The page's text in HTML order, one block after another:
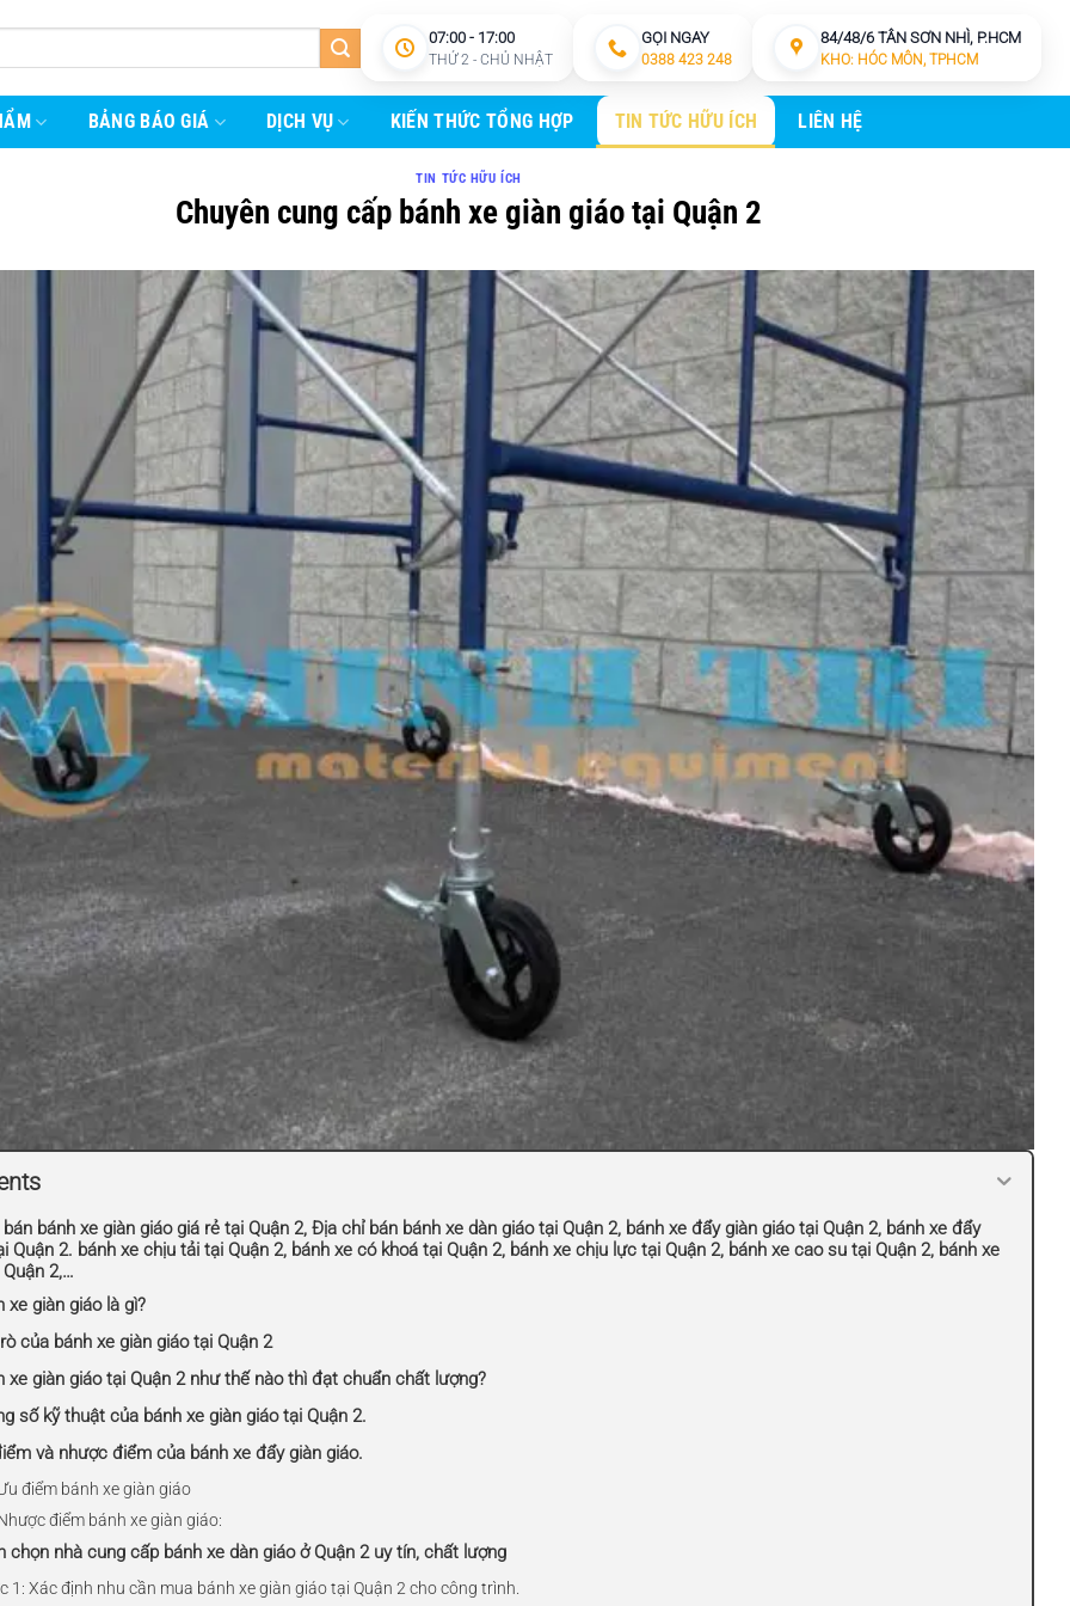
07:00 - 17:00
THỨ 2 - CHỦ NHẬT
GỌI NGAY
0388 423 248
84/48/6 TÂN SƠN NHÌ, P.HCM
KHO: HÓC MÔN, TPHCM
BẢNG BÁO GIÁ DỊCH VỤ KIẾN THỨC TỔNG HỢP TIN TỨC HỮU ÍCH LIÊN HỆ
TIN TỨC HỮU ÍCH
Chuyên cung cấp bánh xe giàn giáo tại Quận 2
bánh xe giàn giáo giá rẻ tại Quận 2, Địa chỉ bán bánh xe dàn giáo tại Quận 2, bánh xe đẩy giàn giáo tại Quận 2, bánh xe đẩy
Quận 2. bánh xe chịu tải tại Quận 2, bánh xe có khoá tại Quận 2, bánh xe chịu lực tại Quận 2, bánh xe cao su tại Quận 2, bánh xe
2,…
xe giàn giáo là gì?
của bánh xe giàn giáo tại Quận 2
xe giàn giáo tại Quận 2 như thế nào thì đạt chuẩn chất lượng?
số kỹ thuật của bánh xe giàn giáo tại Quận 2.
và nhược điểm của bánh xe đẩy giàn giáo.
điểm bánh xe giàn giáo
điểm bánh xe giàn giáo:
chọn nhà cung cấp bánh xe dàn giáo ở Quận 2 uy tín, chất lượng
1: Xác định nhu cần mua bánh xe giàn giáo tại Quận 2 cho công trình.